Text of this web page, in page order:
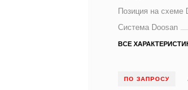
Позиция на схеме
Система Doosan
ВСЕ
ПО ЗАПРОСУ